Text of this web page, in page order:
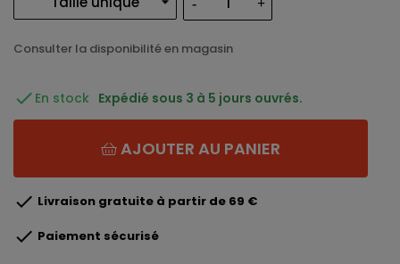
Consulter la disponibilité en magasin
 En stock Expédié sous 3 à 5 jours ouvrés.
AJOUTER AU PANIER
 Livraison gratuite à partir de 69 €
 Paiement sécurisé